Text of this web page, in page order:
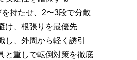
持たせ、2〜3段で分散
け、根張りを最優先
し、外周から軽く誘引
と重しで転倒対策を徹底